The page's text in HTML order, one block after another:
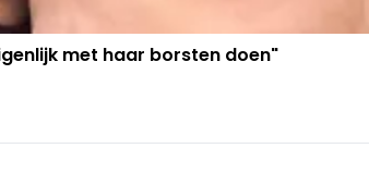
met haar borsten doen"